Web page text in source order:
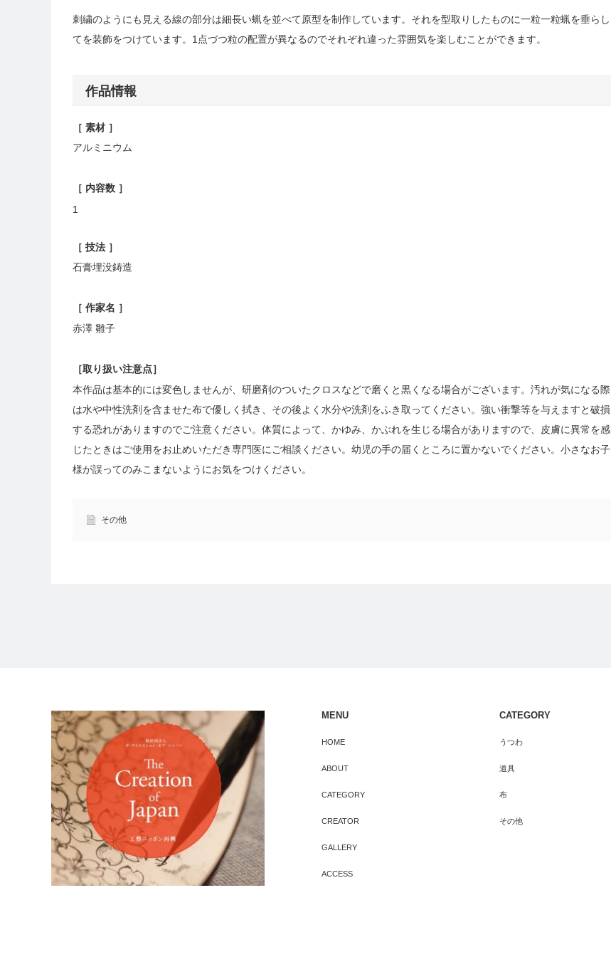
刺繍のようにも見える線の部分は細長い蝋を並べて原型を制作しています。それを型取りしたものに一粒一粒蝋を垂らし
てを装飾をつけています。1点づつ粒の配置が異なるのでそれぞれ違った雰囲気を楽しむことができます。
作品情報
［ 素材 ］
アルミニウム
［ 内容数 ］
1
［ 技法 ］
石膏埋没鋳造
［ 作家名 ］
赤澤 雛子
［取り扱い注意点］
本作品は基本的には変色しませんが、研磨剤のついたクロスなどで磨くと黒くなる場合がございます。汚れが気になる際
は水や中性洗剤を含ませた布で優しく拭き、その後よく水分や洗剤をふき取ってください。強い衝撃等を与えますと破損
する恐れがありますのでご注意ください。体質によって、かゆみ、かぶれを生じる場合がありますので、皮膚に異常を感
じたときはご使用をお止めいただき専門医にご相談ください。幼児の手の届くところに置かないでください。小さなお子
様が誤ってのみこまないようにお気をつけください。
その他
MENU
HOME
ABOUT
CATEGORY
CREATOR
GALLERY
ACCESS
CATEGORY
うつわ
道具
布
その他